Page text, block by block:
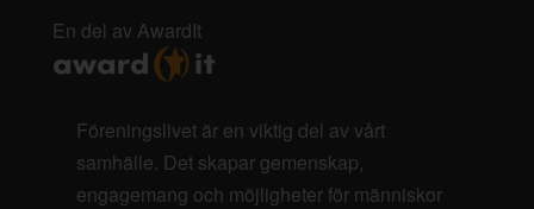
En del av AwardIt
Föreningslivet är en viktig del av vårt
samhälle. Det skapar gemenskap,
engagemang och möjligheter för människor